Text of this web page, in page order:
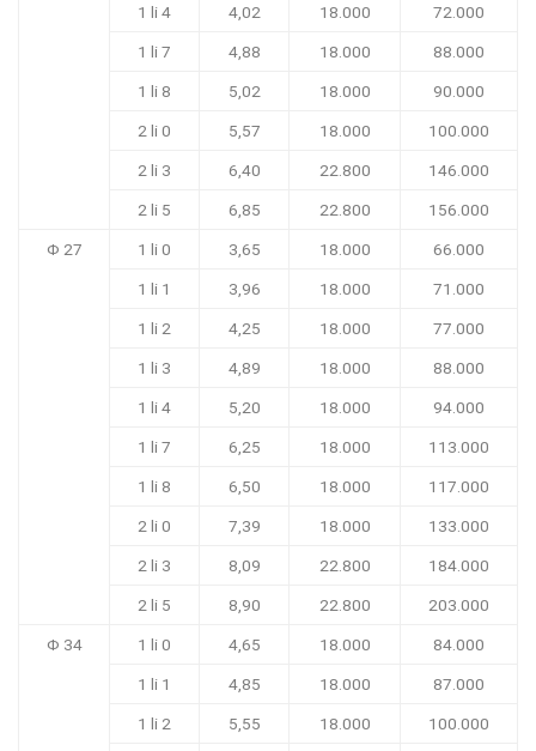
1 li 4 4,02 18.000 72.000
1 li 7 4,88 18.000 88.000
1 li 8 5,02 18.000 90.000
2 li 0 5,57 18.000 100.000
2 li 3 6,40 22.800 146.000
2 li 5 6,85 22.800 156.000
Φ 27 1 li 0 3,65 18.000 66.000
1 li 1 3,96 18.000 71.000
1 li 2 4,25 18.000 77.000
1 li 3 4,89 18.000 88.000
1 li 4 5,20 18.000 94.000
1 li 7 6,25 18.000 113.000
1 li 8 6,50 18.000 117.000
2 li 0 7,39 18.000 133.000
2 li 3 8,09 22.800 184.000
2 li 5 8,90 22.800 203.000
Φ 34 1 li 0 4,65 18.000 84.000
1 li 1 4,85 18.000 87.000
1 li 2 5,55 18.000 100.000